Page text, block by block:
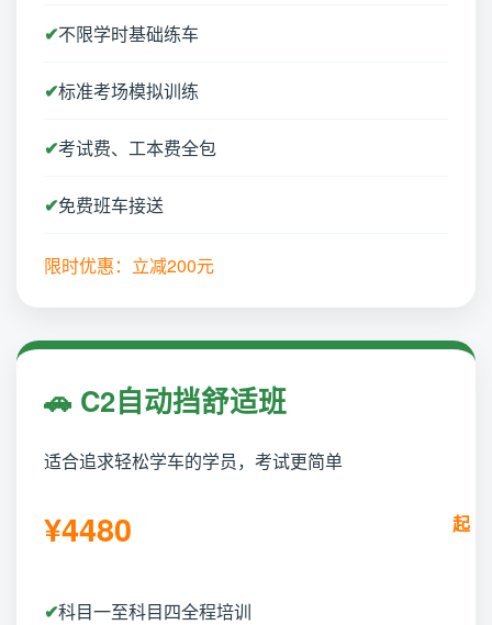
不限学时基础练车
标准考场模拟训练
考试费、工本费全包
免费班车接送
限时优惠：立减200元
🚗 C2自动挡舒适班
适合追求轻松学车的学员，考试更简单
¥4480
科目一至科目四全程培训